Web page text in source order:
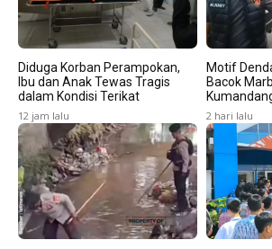
Diduga Korban Perampokan,
Ibu dan Anak Tewas Tragis
dalam Kondisi Terikat
12 jam lalu
Motif
Bacok
2 hari lalu